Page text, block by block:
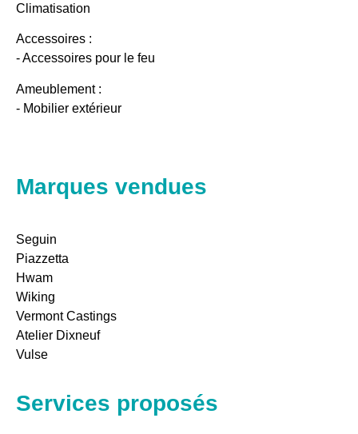
Climatisation
Accessoires :
- Accessoires pour le feu
Ameublement :
- Mobilier extérieur
Marques vendues
Seguin
Piazzetta
Hwam
Wiking
Vermont Castings
Atelier Dixneuf
Vulse
Services proposés